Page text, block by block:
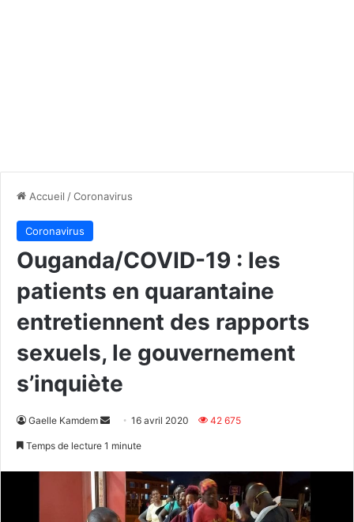
Accueil /Coronavirus
Coronavirus
Ouganda/COVID-19 : les
patients en quarantaine
entretiennent des rapports
sexuels, le gouvernement
s’inquiète
Gaelle Kamdem
Envoyer16 avril 2020 42 675
Temps de lecture 1 minute